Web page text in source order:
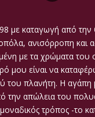
με καταγωγή από την
ανισόρροπη και
με τα χρώματα του
μου είναι να
του πλανήτη. Η αγάπη
την απώλεια του
τρόπος -το